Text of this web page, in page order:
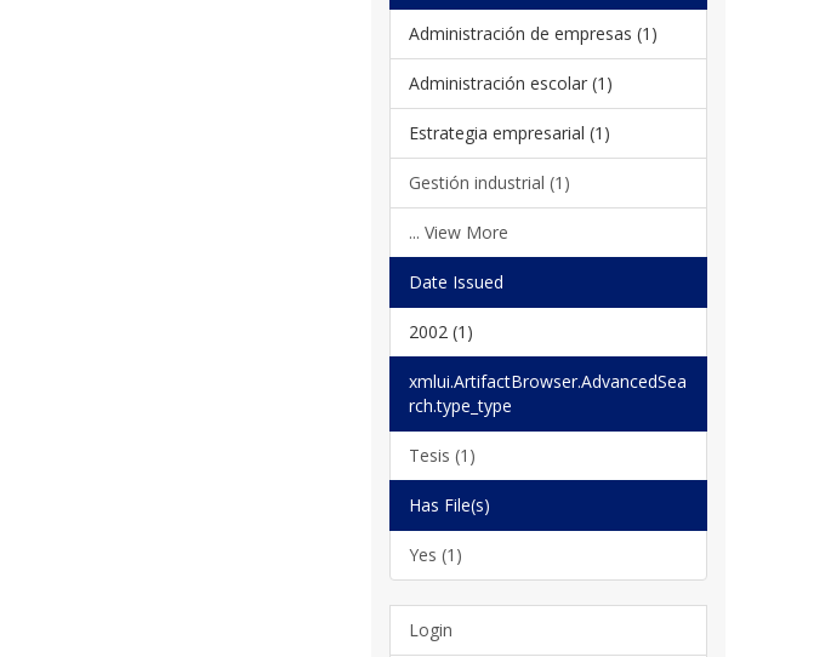
Administración de empresas (1)
Administración escolar (1)
Estrategia empresarial (1)
Gestión industrial (1)
... View More
Date Issued
2002 (1)
xmlui.ArtifactBrowser.AdvancedSea
rch.type_type
Tesis (1)
Has File(s)
Yes (1)
Login